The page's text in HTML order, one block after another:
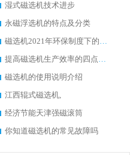
湿式磁选机技术进步
永磁浮选机的特点及分类
磁选机2021年环保制度下的发展出路
提高磁选机生产效率的四点方法
磁选机的使用说明介绍
江西辊式磁选机,
经济节能天津强磁滚筒
你知道磁选机的常见故障吗